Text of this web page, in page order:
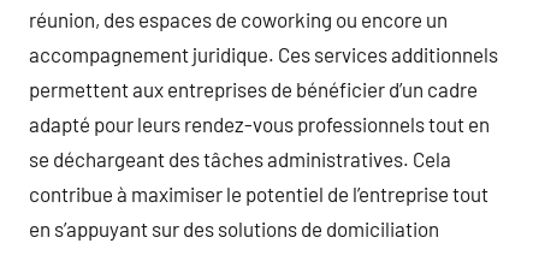
réunion, des espaces de coworking ou encore un
accompagnement juridique. Ces services additionnels
permettent aux entreprises de bénéficier d’un cadre
adapté pour leurs rendez-vous professionnels tout en
se déchargeant des tâches administratives. Cela
contribue à maximiser le potentiel de l’entreprise tout
en s’appuyant sur des solutions de domiciliation